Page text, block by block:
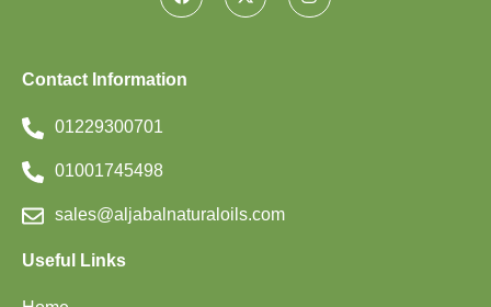
Useful Links
Contact Information
01229300701
01001745498
sales@aljabalnaturaloils.com